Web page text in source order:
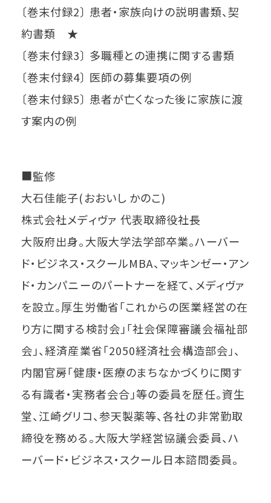
〔巻末付録2〕 患者・家族向けの説明書類、契
約書類 ★
〔巻末付録3〕 多職種との連携に関する書類
〔巻末付録4〕 医師の募集要項の例
〔巻末付録5〕 患者が亡くなった後に家族に渡
す案内の例
■監修
大石佳能子(おおいし かのこ)
株式会社メディヴァ 代表取締役社長
大阪府出身。大阪大学法学部卒業。ハーバー
ド・ビジネス・スクールMBA、マッキンゼー・アン
ド・カンパニーのパートナーを経て、メディヴァ
を設立。厚生労働省「これからの医業経営の在
り方に関する検討会」「社会保障審議会福祉部
会」、経済産業省「2050経済社会構造部会」、
内閣官房「健康・医療のまちなかづくりに関す
る有識者・実務者会合」等の委員を歴任。資生
堂、江崎グリコ、参天製薬等、各社の非常勤取
締役を務める。大阪大学経営協議会委員、ハ
ーバード・ビジネス・スクール日本諮問委員。